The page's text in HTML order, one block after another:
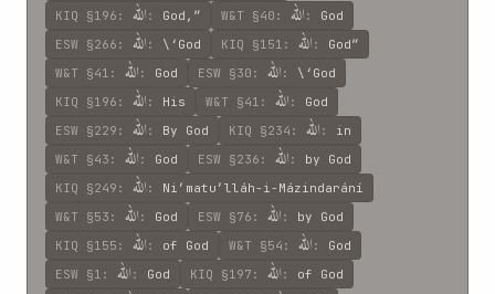
KIQ §196 : اللّه : God,” W&T §40 : اللّه : God
ESW §266 : اللّه : \‘God KIQ §151 : اللّه : God”
W&T §41 : اللّه : God ESW §30 : اللّه : \‘God
KIQ §196 : اللّه : His W&T §41 : اللّه : God
ESW §229 : اللّه : By God KIQ §234 : اللّه : in
W&T §43 : اللّه : God ESW §236 : اللّه : by God
KIQ §249 : اللّه : Ni’matu’lláh-i-Mázindarání
W&T §53 : اللّه : God ESW §76 : اللّه : by God
KIQ §155 : اللّه : of God W&T §54 : اللّه : God
ESW §1 : اللّه : God KIQ §197 : اللّه : of God